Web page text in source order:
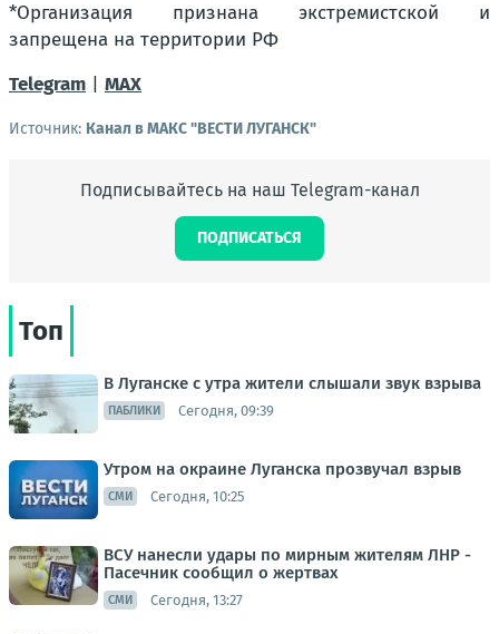
*Организация признана экстремистской и
запрещена на территории РФ
Telegram
MAX
Источник: Канал в МАКС "ВЕСТИ ЛУГАНСК"
Подписывайтесь на наш Telegram-канал
ПОДПИСАТЬСЯ
Топ
В Луганске с утра жители слышали звук взрыва
ПАБЛИКИ Сегодня, 09:39
Утром на окраине Луганска прозвучал взрыв
СМИ Сегодня, 10:25
ВСУ нанесли удары по мирным жителям ЛНР -
Пасечник сообщил о жертвах
СМИ Сегодня, 13:27